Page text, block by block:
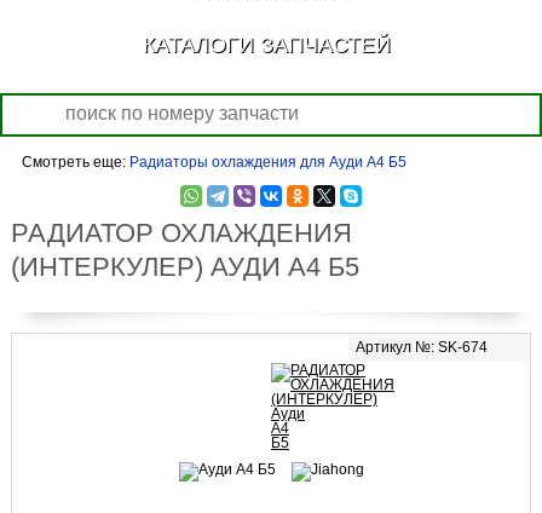
Смотреть еще: Радиаторы охлаждения для Ауди А4 Б5
РАДИАТОР ОХЛАЖДЕНИЯ
(ИНТЕРКУЛЕР) АУДИ А4 Б5
Артикул №: SK-674
КАТАЛОГИ ЗАПЧАСТЕЙ